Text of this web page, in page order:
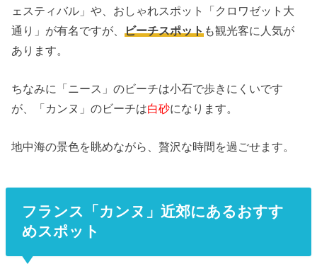
ェスティバル」や、おしゃれスポット「クロワゼット大
通り」が有名ですが、ビーチスポットも観光客に人気が
あります。
ちなみに「ニース」のビーチは小石で歩きにくいです
が、「カンヌ」のビーチは白砂になります。
地中海の景色を眺めながら、贅沢な時間を過ごせます。
フランス「カンヌ」近郊にあるおすす
めスポット